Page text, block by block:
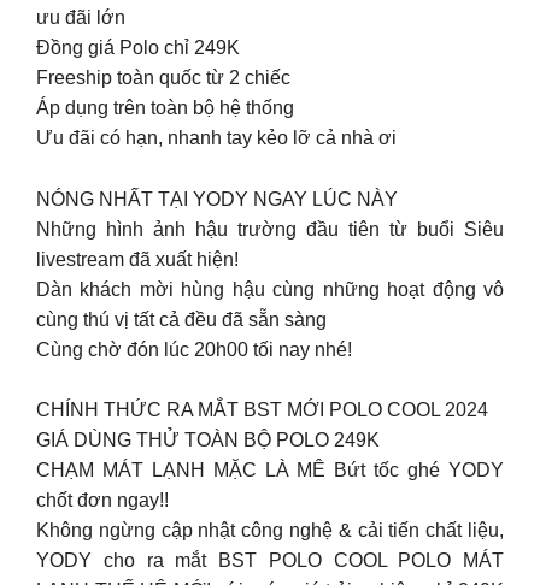
ưu đãi lớn
Đồng giá Polo chỉ 249K
Freeship toàn quốc từ 2 chiếc
Áp dụng trên toàn bộ hệ thống
Ưu đãi có hạn, nhanh tay kẻo lỡ cả nhà ơi
NÓNG NHẤT TẠI YODY NGAY LÚC NÀY
Những hình ảnh hậu trường đầu tiên từ buổi Siêu
livestream đã xuất hiện!
Dàn khách mời hùng hậu cùng những hoạt động vô
cùng thú vị tất cả đều đã sẵn sàng
Cùng chờ đón lúc 20h00 tối nay nhé!
CHÍNH THỨC RA MẮT BST MỚI POLO COOL 2024
GIÁ DÙNG THỬ TOÀN BỘ POLO 249K
CHẠM MÁT LẠNH MẶC LÀ MÊ Bứt tốc ghé YODY
chốt đơn ngay!!
Không ngừng cập nhật công nghệ & cải tiến chất liệu,
YODY cho ra mắt BST POLO COOL POLO MÁT